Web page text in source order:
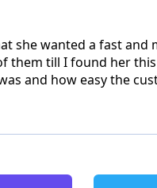
she wanted a fast
them till I found her
and how easy the